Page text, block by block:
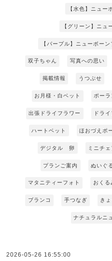
【水色】ニュー
【グリーン】ニュ
【パープル】ニューボーン
双子ちゃん 写真への思い
掲載情報 うつぶせ
お月様・白ベット ポーラ
出張ドライフラワー ドラ
ハートベット ほおづえポ
デジタル 卵 ミニチェ
プランご案内 ぬいぐ
マタニティーフォト おくる
ブランコ 手つなぎ き
ナチュラルニ
2026-05-26 16:55:00